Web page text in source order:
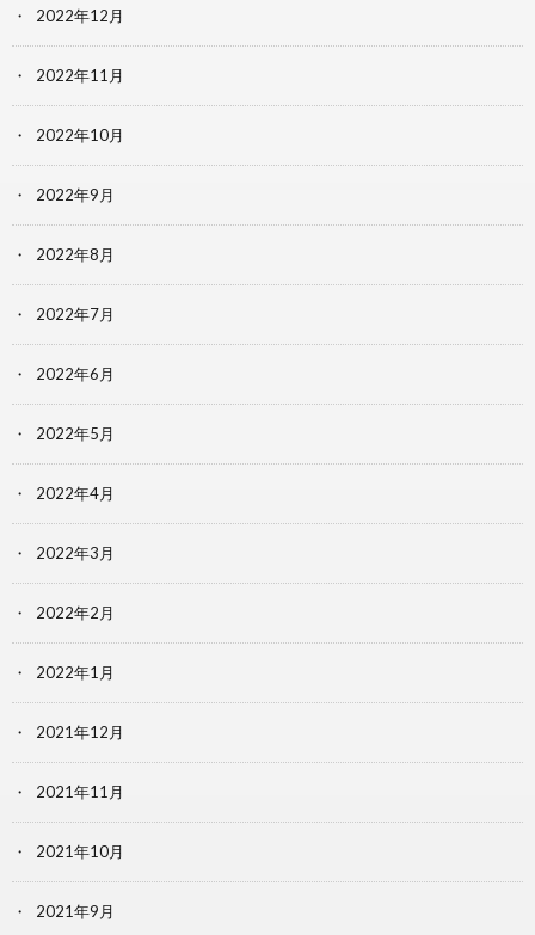
2022年12月
2022年11月
2022年10月
2022年9月
2022年8月
2022年7月
2022年6月
2022年5月
2022年4月
2022年3月
2022年2月
2022年1月
2021年12月
2021年11月
2021年10月
2021年9月